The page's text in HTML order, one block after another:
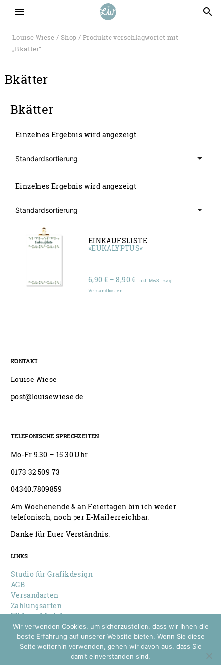
menu search
Louise Wiese / Shop / Produkte verschlagwortet mit
„Bkätter“
Bkätter
Bkätter
Einzelnes Ergebnis wird angezeigt
Einzelnes Ergebnis wird angezeigt
EINKAUFSLISTE
»EUKALYPTUS«
6,90 € –8,90€Preisspanne:
inkl. MwSt. zzgl.
Versandkosten
KONTAKT
Louise Wiese
post@louisewiese.de
TELEFONISCHE SPRECHZEITEN
Mo-Fr 9.30 – 15.30 Uhr
0173 32 509 73
04340.7809859
Am Wochenende & an Feiertagen bin ich weder
telefonisch, noch per E-Mail erreichbar.
Danke für Euer Verständnis.
LINKS
Studio für Grafikdesign
AGB
Versandarten
Zahlungsarten
Widerrufsbelehrung
Datenschutz
Impressum
Wir verwenden Cookies, um sicherzustellen, dass wir Ihnen die
beste Erfahrung auf unserer Website bieten. Wenn Sie diese
Seite weiterhin verwenden, gehen wir davon aus, dass Sie
damit einverstanden sind.